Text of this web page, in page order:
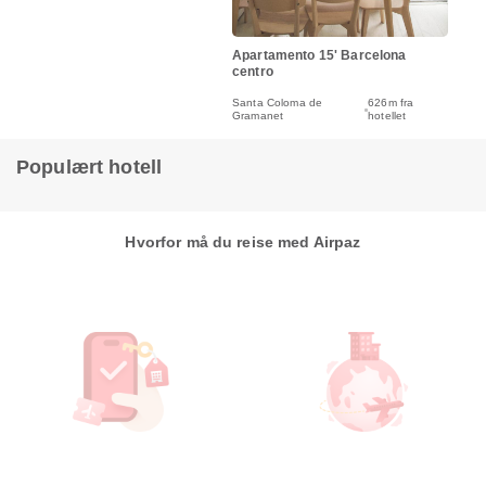
Apartamento 15' Barcelona
centro
Santa Coloma de
Gramanet
626m fra
hotellet
Populært hotell
Hvorfor må du reise med Airpaz